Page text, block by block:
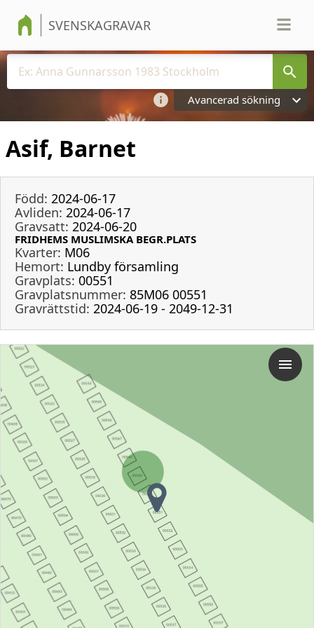
SVENSKAGRAVAR
Avancerad sökning
Asif, Barnet
Född: 2024-06-17
Avliden: 2024-06-17
Gravsatt: 2024-06-20
FRIDHEMS MUSLIMSKA BEGR.PLATS
Kvarter: M06
Hemort: Lundby församling
Gravplats: 00551
Gravplatsnummer: 85M06 00551
Gravrättstid: 2024-06-19 - 2049-12-31